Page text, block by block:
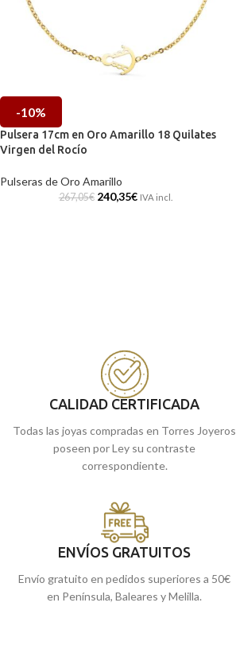
-10%
Pulsera 17cm en Oro Amarillo 18 Quilates
Virgen del Rocío
Pulseras de Oro Amarillo
267,05€ 240,35€ IVA incl.
CALIDAD CERTIFICADA
Todas las joyas compradas en Torres Joyeros
poseen por Ley su contraste
correspondiente.
ENVÍOS GRATUITOS
Envío gratuito en pedidos superiores a 50€
en Península, Baleares y Melilla.